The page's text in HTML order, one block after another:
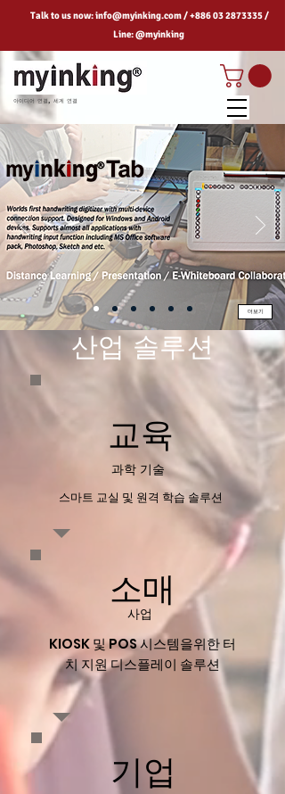
Talk to us now:info@myinking.com/+886 03 2873335/
Line: @myinking
아이디어 연결, 세계 연결
더보기
산업 솔루션
교육
과학 기술
스마트 교실 및 원격 학습 솔루션
소매
사업
KIOSK 및 POS 시스템을위한 터
치 지원 디스플레이 솔루션
기업